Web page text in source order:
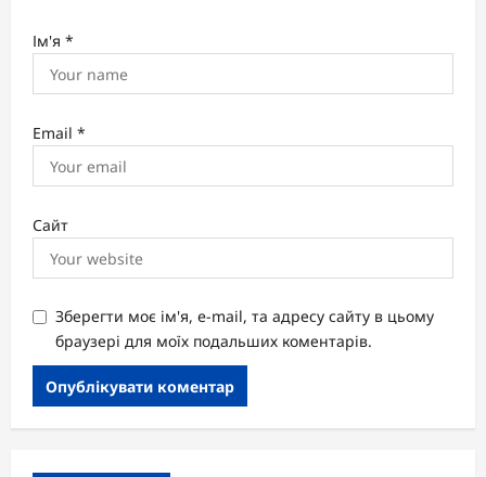
Ім'я *
Email *
Сайт
Зберегти моє ім'я, e-mail, та адресу сайту в цьому
браузері для моїх подальших коментарів.